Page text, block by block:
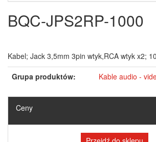
BQC-JPS2RP-1000
Kabel; Jack 3,5mm 3pin wtyk,RCA wtyk x2;
Grupa produktów:
Kable audio -
Ceny